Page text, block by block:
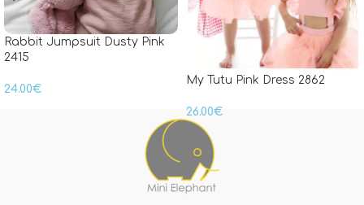
Rabbit Jumpsuit Dusty Pink
2415
24.00€
My Tutu Pink Dress 2862
26.00€